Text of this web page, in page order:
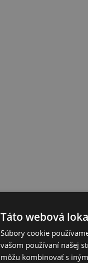
Táto webová
Súbory cookie
vašom používaní našej
môžu kombinovať s